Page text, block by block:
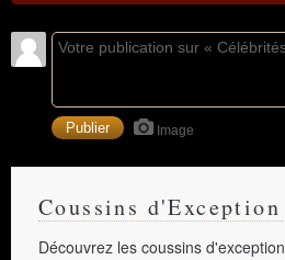
Image
Coussins d'Exception
Découvrez les coussins d'exception